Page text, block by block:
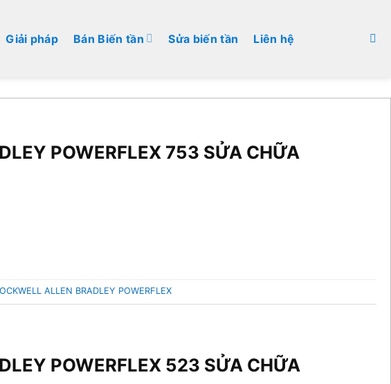
Giải pháp Bán Biến tần Sửa biến tần Liên hệ
POWERFLEX 753 SỬA CHỮA
ALLEN BRADLEY POWERFLEX
POWERFLEX 523 SỬA CHỮA